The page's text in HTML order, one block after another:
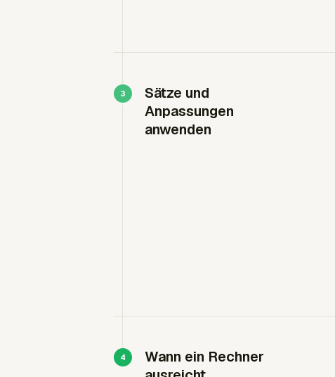
Sätze und
Anpassungen
anwenden
Wann ein Rechner